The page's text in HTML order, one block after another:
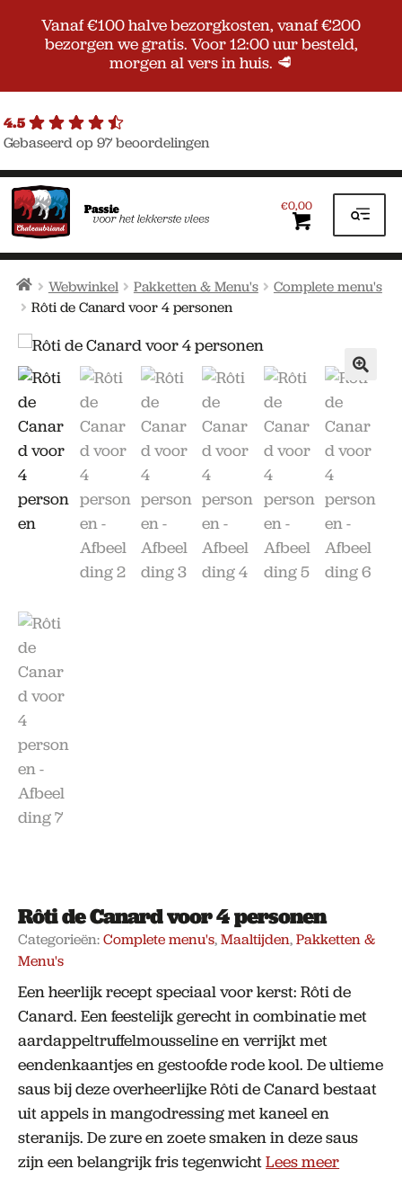
Vanaf €100 halve bezorgkosten, vanaf €200
bezorgen we gratis. Voor 12:00 uur besteld,
morgen al vers in huis. 🥩
4.5
Gebaseerd op 97 beoordelingen
Ga
door
naar
navigatie
Ga
naar
de
inhoud
€0,00
Home
Webwinkel Pakketten & Menu's
Complete menu's
Rôti de Canard voor 4 personen
Categorieën:Complete menu's,Maaltijden,Pakketten &
Menu's
Rôti de Canard voor 4 personen
Een heerlijk recept speciaal voor kerst: Rôti de
Canard. Een feestelijk gerecht in combinatie met
aardappeltruffelmousseline en verrijkt met
eendenkaantjes en gestoofde rode kool. De ultieme
saus bij deze overheerlijke Rôti de Canard bestaat
uit appels in mangodressing met kaneel en
steranijs. De zure en zoete smaken in deze saus
zijn een belangrijk fris tegenwichtLees meer